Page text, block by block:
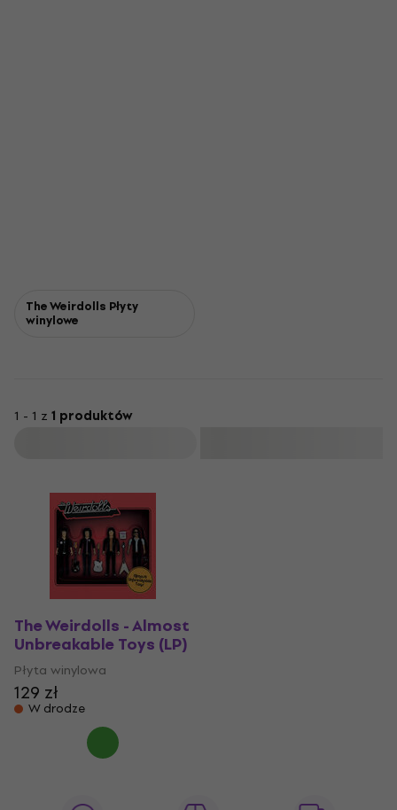
The Weirdolls Płyty
winylowe
1 - 1 z 1 produktów
The Weirdolls - Almost
Unbreakable Toys (LP)
Płyta winylowa
129 zł
W drodze